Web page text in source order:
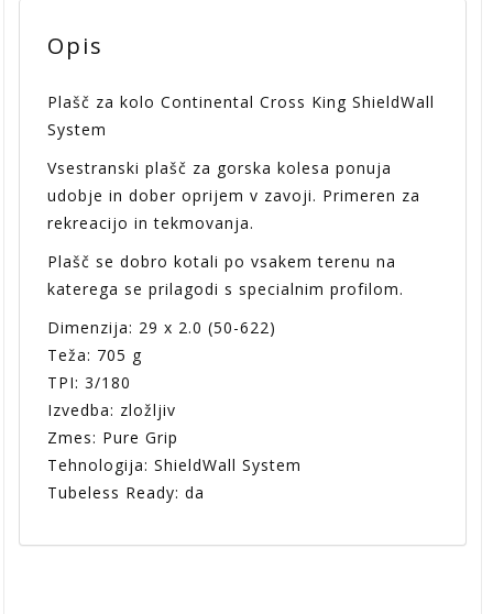
Opis
Plašč za kolo Continental Cross King ShieldWall
System
Vsestranski plašč za gorska kolesa ponuja
udobje in dober oprijem v zavoji. Primeren za
rekreacijo in tekmovanja.
Plašč se dobro kotali po vsakem terenu na
katerega se prilagodi s specialnim profilom.
Dimenzija: 29 x 2.0 (50-622)
Teža: 705 g
TPI: 3/180
Izvedba: zložljiv
Zmes: Pure Grip
Tehnologija: ShieldWall System
Tubeless Ready: da